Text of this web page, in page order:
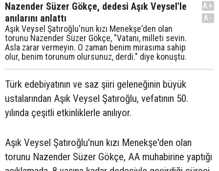
Nazender Süzer Gökçe, dedesi Aşık Veysel'le
anılarını anlattı
Aşık Veysel Şatıroğlu'nun kızı Menekşe'den olan
torunu Nazender Süzer Gökçe, "Vatanı, milleti sevin.
Asla zarar vermeyin. O zaman benim mirasıma sahip
olur, benim torunum olursunuz, derdi." diye konuştu.
A+
A-
Türk edebiyatının ve saz şiiri geleneğinin büyük
ustalarından Aşık Veysel Şatıroğlu, vefatının 50.
yılında çeşitli etkinliklerle anılıyor.
Aşık Veysel Şatıroğlu'nun kızı Menekşe'den olan
torunu Nazender Süzer Gökçe, AA muhabirine yaptığı